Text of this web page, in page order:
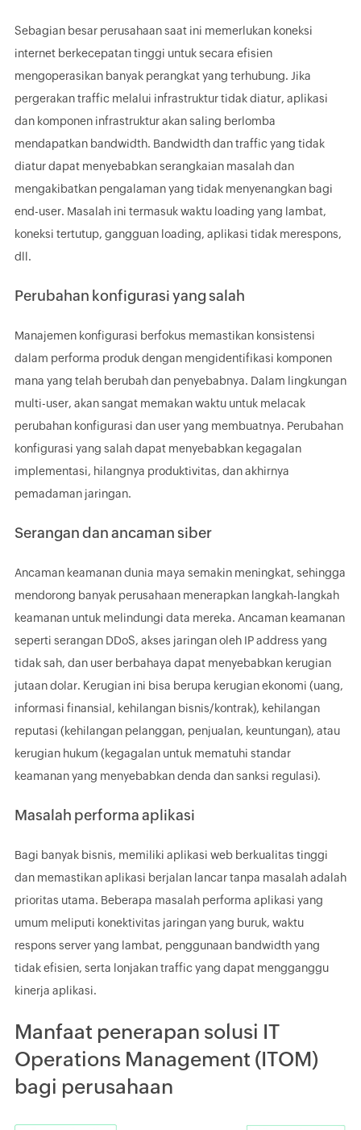
Sebagian besar perusahaan saat ini memerlukan koneksi
internet berkecepatan tinggi untuk secara efisien
mengoperasikan banyak perangkat yang terhubung. Jika
pergerakan traffic melalui infrastruktur tidak diatur, aplikasi
dan komponen infrastruktur akan saling berlomba
mendapatkan bandwidth. Bandwidth dan traffic yang tidak
diatur dapat menyebabkan serangkaian masalah dan
mengakibatkan pengalaman yang tidak menyenangkan bagi
end-user. Masalah ini termasuk waktu loading yang lambat,
koneksi tertutup, gangguan loading, aplikasi tidak merespons,
dll.
Perubahan konfigurasi yang salah
Manajemen konfigurasi berfokus memastikan konsistensi
dalam performa produk dengan mengidentifikasi komponen
mana yang telah berubah dan penyebabnya. Dalam lingkungan
multi-user, akan sangat memakan waktu untuk melacak
perubahan konfigurasi dan user yang membuatnya. Perubahan
konfigurasi yang salah dapat menyebabkan kegagalan
implementasi, hilangnya produktivitas, dan akhirnya
pemadaman jaringan.
Serangan dan ancaman siber
Ancaman keamanan dunia maya semakin meningkat, sehingga
mendorong banyak perusahaan menerapkan langkah-langkah
keamanan untuk melindungi data mereka. Ancaman keamanan
seperti serangan DDoS, akses jaringan oleh IP address yang
tidak sah, dan user berbahaya dapat menyebabkan kerugian
jutaan dolar. Kerugian ini bisa berupa kerugian ekonomi (uang,
informasi finansial, kehilangan bisnis/kontrak), kehilangan
reputasi (kehilangan pelanggan, penjualan, keuntungan), atau
kerugian hukum (kegagalan untuk mematuhi standar
keamanan yang menyebabkan denda dan sanksi regulasi).
Masalah performa aplikasi
Bagi banyak bisnis, memiliki aplikasi web berkualitas tinggi
dan memastikan aplikasi berjalan lancar tanpa masalah adalah
prioritas utama. Beberapa masalah performa aplikasi yang
umum meliputi konektivitas jaringan yang buruk, waktu
respons server yang lambat, penggunaan bandwidth yang
tidak efisien, serta lonjakan traffic yang dapat mengganggu
kinerja aplikasi.
Manfaat penerapan solusi IT
Operations Management (ITOM)
bagi perusahaan